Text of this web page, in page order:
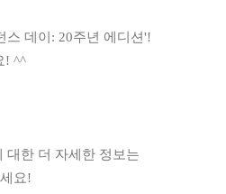
스 데이: 20주년 에디션'!
! ^^
대한 더 자세한 정보는
요!